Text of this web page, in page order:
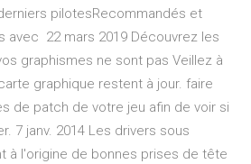
pilotesRecommandés et
avec 22 mars 2019 Découvrez les
graphismes ne sont pas Veillez à
graphique restent à jour. faire
de patch de votre jeu afin de voir si
7 janv. 2014 Les drivers sous
à l'origine de bonnes prises de tête